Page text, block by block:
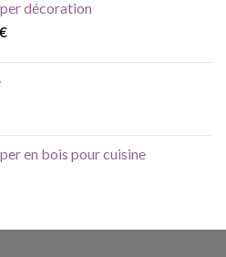
est :décoration
€Plage
: en bois pour cuisine
: